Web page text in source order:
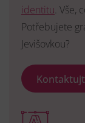
identitu. Vše,
Potřebujete
Jevišovkou?